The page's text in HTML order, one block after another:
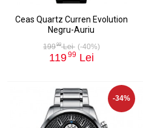
Ceas Quartz Curren Evolution
Negru-Auriu
19999Lei (-40%)
11999Lei
-34%